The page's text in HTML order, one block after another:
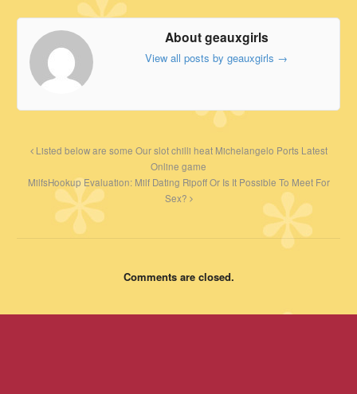
About geauxgirls
View all posts by geauxgirls →
Listed below are some Our slot chilli heat Michelangelo Ports Latest
Online game
MilfsHookup Evaluation: Milf Dating Ripoff Or Is It Possible To Meet For
Sex?
Comments are closed.